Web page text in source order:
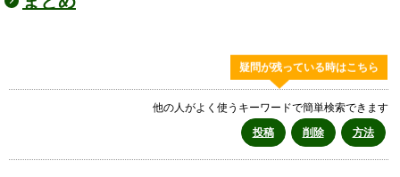
疑問が残っている時はこちら
他の人がよく使うキーワードで簡単検索できます
投稿
削除 方法